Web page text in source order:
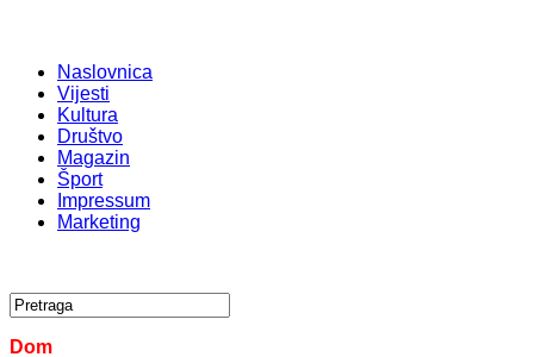
Naslovnica
Vijesti
Kultura
Društvo
Magazin
Šport
Impressum
Marketing
Dom